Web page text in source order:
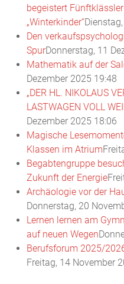
begeistert
„Winterkinder“
Den
SpurDonnerstag, 11
Mathematik auf der
Dezember 2025 19:48
„DER HL. NIKOLAUS
LASTWAGEN VOLL
Dezember 2025 18:06
Magische
Klassen im Atrium
Begabtengruppe
Zukunft der Energie
Archäologie vor der
Donnerstag, 20
Lernen lernen am
auf neuen Wegen
Berufsforum 2025/
Freitag, 14 November